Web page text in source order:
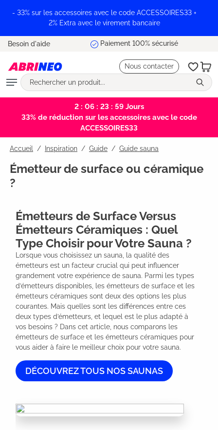
principal
- 33% sur les accessoires avec le code ACCESSOIRES33 +
2% Extra avec le virement bancaire
Besoin d'aide Livraison offerte
Nous contacter
2 : 06 : 23 : 59Jours
33% de réduction sur les accessoires avec le code
ACCESSOIRES33
Accueil Inspiration / Guide / Guide sauna
Émetteur de surface ou céramique
?
Émetteurs de Surface Versus
Émetteurs Céramiques : Quel
Type Choisir pour Votre Sauna ?
Lorsque vous choisissez un sauna, la qualité des
émetteurs est un facteur crucial qui peut influencer
grandement votre expérience de sauna. Parmi les types
d’émetteurs disponibles, les émetteurs de surface et les
émetteurs céramiques sont deux des options les plus
courantes. Mais quelles sont les différences entre ces
deux types d’émetteurs, et lequel est le plus adapté à
vos besoins ? Dans cet article, nous comparons les
émetteurs de surface et les émetteurs céramiques pour
vous aider à faire le meilleur choix pour votre sauna.
DÉCOUVREZ TOUS NOS SAUNAS